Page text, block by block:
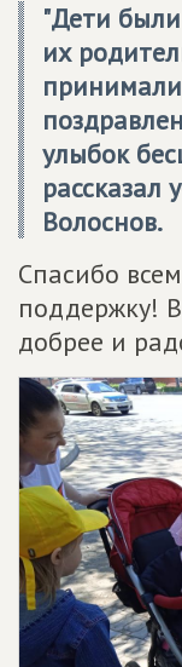
"Дети
их
улыбок
рассказал
Волоснов.
Спасибо
поддержку!
добрее и